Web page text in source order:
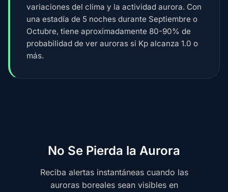
variaciones del clima y la actividad aurora. Con
una estadía de 5 noches durante Septiembre o
Octubre, tiene aproximadamente 80-90% de
probabilidad de ver auroras si Kp alcanza 1.0 o
más.
No Se Pierda la Aurora
Reciba alertas instantáneas cuando las
auroras boreales sean visibles en